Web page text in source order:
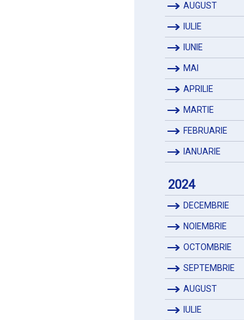
AUGUST
IULIE
IUNIE
MAI
APRILIE
MARTIE
FEBRUARIE
IANUARIE
2024
DECEMBRIE
NOIEMBRIE
OCTOMBRIE
SEPTEMBRIE
AUGUST
IULIE